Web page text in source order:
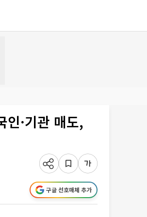
·기관 매도,
구글 선호매체 추가